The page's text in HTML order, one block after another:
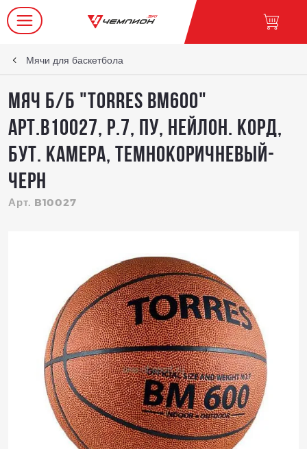
Мячи для баскетбола
Мяч б/б "TORRES BM600"
арт.B10027, р.7, ПУ, нейлон. корд,
бут. камера, темнокоричневый-
черн
Арт. B10027